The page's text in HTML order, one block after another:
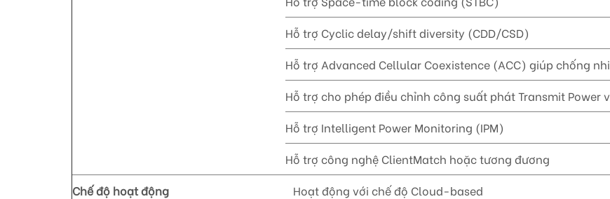
Hỗ trợ Cyclic delay/shift diversity (CDD/CSD)
Hỗ trợ Advanced Cellular Coexistence (ACC) giúp chống
Hỗ trợ cho phép điều chỉnh công suất phát Transmit Power
Hỗ trợ Intelligent Power Monitoring (IPM)
Hỗ trợ công nghệ ClientMatch hoặc tương đương
Chế độ hoạt động
Hoạt động với chế độ Cloud-based